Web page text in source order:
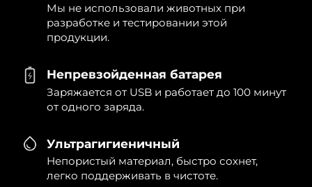
Мы не использовали животных при
разработке и тестировании этой
продукции.
Непревзойденная батарея
Заряжается от USB и работает до 100 минут
от одного заряда.
Ультрагигиеничный
Непористый материал, быстро сохнет,
легко поддерживать в чистоте.